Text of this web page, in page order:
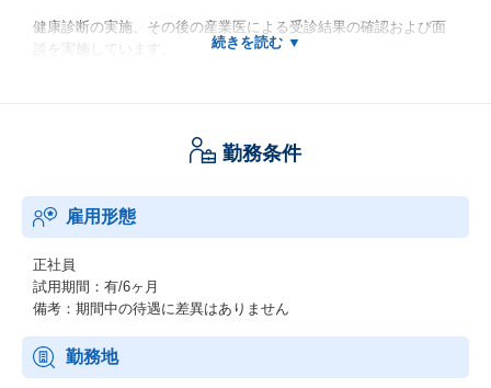
健康診断の実施、その後の産業医による受診結果の確認および面
談を実施しています。
社員のフォローに努めます。
セルフケア・ラインケア・外部ケアを行うことで社員の健康を実
②ワーキングソリューション
働き方の見直しを行い、「社員にとっての働きやすさ」を追求し
ます。
・在宅勤務の推奨
・年次有給休暇の年5日取得
・時間外労働の上限規制(36協定関連)
勤務条件
雇用形態
正社員
試用期間：有/6ヶ月
備考：期間中の待遇に差異はありません
勤務地